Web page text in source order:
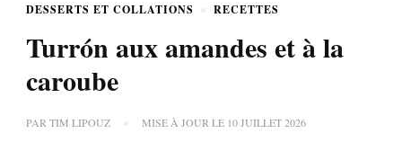
DESSERTS ET COLLATIONS RECETTES
Turrón aux amandes et à la
caroube
PAR TIM LIPOUZ MISE À JOUR LE 10 JUILLET 2026